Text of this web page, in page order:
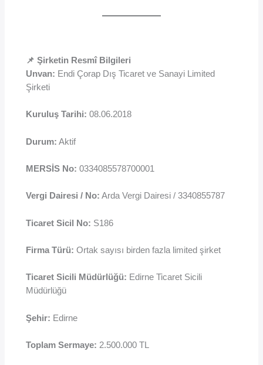
📌 Şirketin Resmî Bilgileri
Unvan: Endi Çorap Dış Ticaret ve Sanayi Limited
Şirketi
Kuruluş Tarihi: 08.06.2018
Durum: Aktif
MERSİS No: 0334085578700001
Vergi Dairesi / No: Arda Vergi Dairesi / 3340855787
Ticaret Sicil No: S186
Firma Türü: Ortak sayısı birden fazla limited şirket
Ticaret Sicili Müdürlüğü: Edirne Ticaret Sicili
Müdürlüğü
Şehir: Edirne
Toplam Sermaye: 2.500.000 TL